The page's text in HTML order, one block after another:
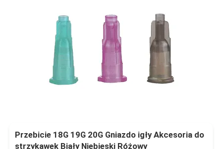
Przebicie 18G 19G 20G Gniazdo igły Akcesoria do
strzykawek Biały Niebieski Różowy